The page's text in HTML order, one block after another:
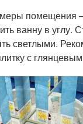
помещения
ванну в углу.
светлыми.
с